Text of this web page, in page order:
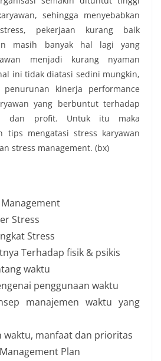
sehingga menyebabkan
pekerjaan kurang baik
masih banyak hal lagi yang
menjadi kurang nyaman
ini tidak diatasi sedini mungkin,
penurunan kinerja performance
yang berbuntut terhadap
dan profit. Untuk itu maka
tips mengatasi stress karyawan
stress management. (bx)
Stress
Stress
Terhadap fisik & psikis
waktu
penggunaan waktu
manajemen waktu yang
waktu, manfaat dan prioritas
Plan